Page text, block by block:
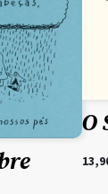
O